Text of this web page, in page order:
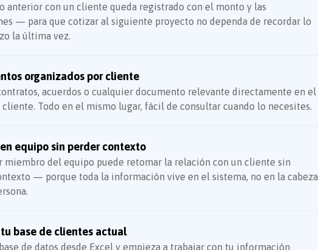
anterior con un cliente queda registrado con el monto y las
— para que cotizar al siguiente proyecto no dependa de recordar lo
la última vez.
organizados por cliente
acuerdos o cualquier documento relevante directamente en el
Todo en el mismo lugar, fácil de consultar cuando lo necesites.
equipo sin perder contexto
miembro del equipo puede retomar la relación con un cliente sin
— porque toda la información vive en el sistema, no en la cabeza
base de clientes actual
de datos desde Excel y empieza a trabajar con tu información